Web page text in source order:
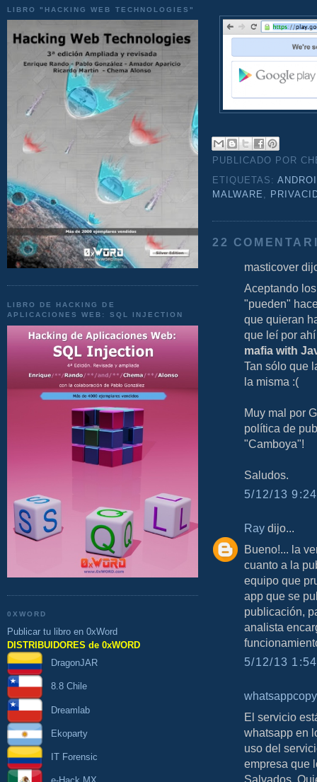
LIBRO "HACKING WEB TECHNOLOGIES"
LIBRO DE HACKING DE
APLICACIONES WEB: SQL INJECTION
0XWORD
Publicar tu libro en 0xWord
DISTRIBUIDORES de 0xWORD
DragonJAR
8.8 Chile
Dreamlab
Ekoparty
IT Forensic
PUBLICADO POR
ETIQUETAS:
MALWARE ,
22
masticover
Aceptando
"pueden"
que quieran
que leí por
mafia with
Tan sólo que
la misma :(
Muy mal por
política de
"Camboya"!
Saludos.
5/12/13
Ray dijo...
Bueno!... la
cuanto a la
equipo que
app que se
publicación,
analista
5/12/13
whatsappcopy
El servicio
whatsapp en
uso del
empresa que
Salvados.